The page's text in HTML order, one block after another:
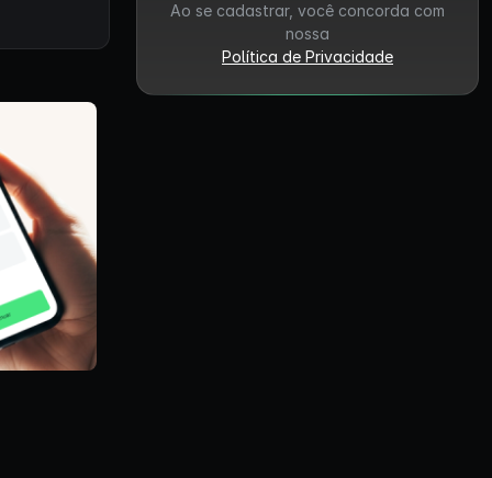
Ao se cadastrar, você concorda com
nossa
Política de Privacidade